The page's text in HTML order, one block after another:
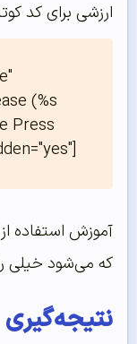
ارزشی برای کد
(%s
Press
آموزش استفاده
که می‌شود خیلی
نتیجه‌گیری